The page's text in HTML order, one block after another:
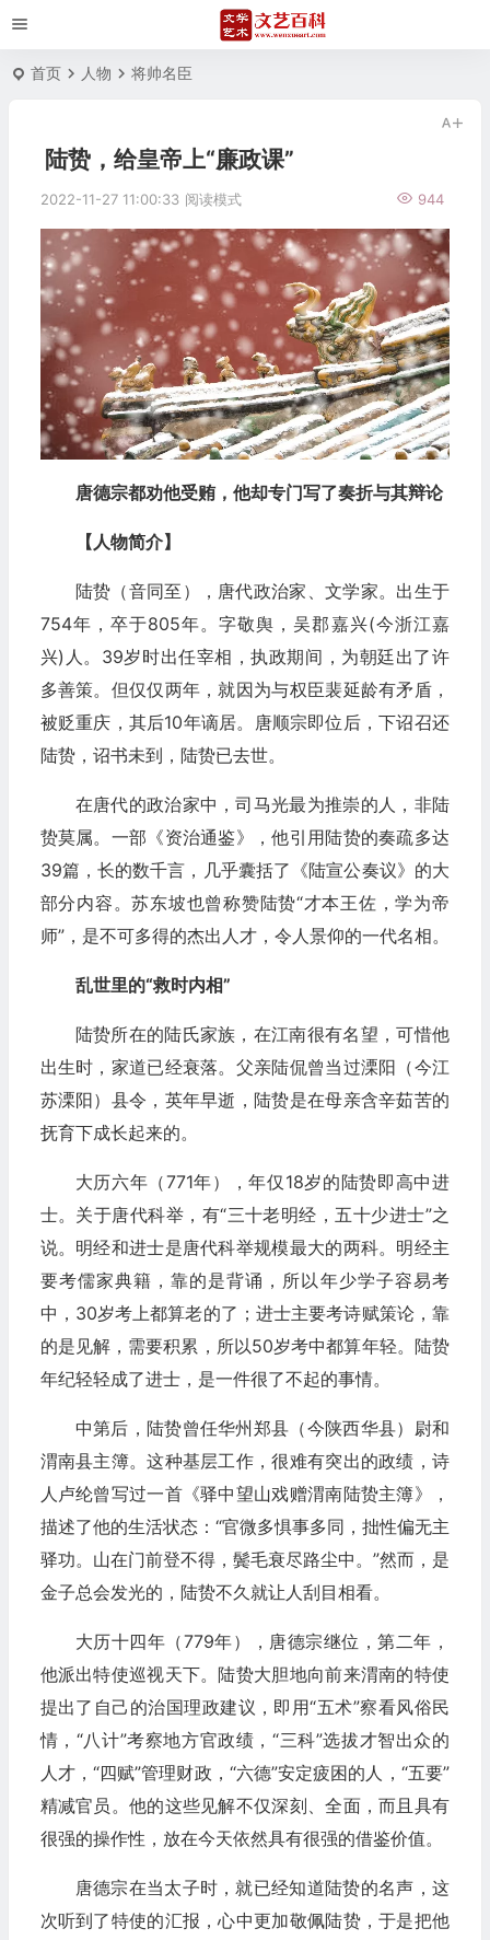
首页 人物 将帅名臣
陆贽，给皇帝上“廉政课”
2022-11-27 11:00:33 944
阅读模式
唐德宗都劝他受贿，他却专门写了奏折与其辩论
【人物简介】
陆贽（音同至），唐代政治家、文学家。出生于
754年，卒于805年。字敬舆，吴郡嘉兴(今浙江嘉
兴)人。39岁时出任宰相，执政期间，为朝廷出了许
多善策。但仅仅两年，就因为与权臣裴延龄有矛盾，
被贬重庆，其后10年谪居。唐顺宗即位后，下诏召还
陆贽，诏书未到，陆贽已去世。
在唐代的政治家中，司马光最为推崇的人，非陆
贽莫属。一部《资治通鉴》，他引用陆贽的奏疏多达
39篇，长的数千言，几乎囊括了《陆宣公奏议》的大
部分内容。苏东坡也曾称赞陆贽“才本王佐，学为帝
师”，是不可多得的杰出人才，令人景仰的一代名相。
乱世里的“救时内相”
陆贽所在的陆氏家族，在江南很有名望，可惜他
出生时，家道已经衰落。父亲陆侃曾当过溧阳（今江
苏溧阳）县令，英年早逝，陆贽是在母亲含辛茹苦的
抚育下成长起来的。
大历六年（771年），年仅18岁的陆贽即高中进
士。关于唐代科举，有“三十老明经，五十少进士”之
说。明经和进士是唐代科举规模最大的两科。明经主
要考儒家典籍，靠的是背诵，所以年少学子容易考
中，30岁考上都算老的了；进士主要考诗赋策论，靠
的是见解，需要积累，所以50岁考中都算年轻。陆贽
年纪轻轻成了进士，是一件很了不起的事情。
中第后，陆贽曾任华州郑县（今陕西华县）尉和
渭南县主簿。这种基层工作，很难有突出的政绩，诗
人卢纶曾写过一首《驿中望山戏赠渭南陆贽主簿》，
描述了他的生活状态：“官微多惧事多同，拙性偏无主
驿功。山在门前登不得，鬓毛衰尽路尘中。”然而，是
金子总会发光的，陆贽不久就让人刮目相看。
大历十四年（779年），唐德宗继位，第二年，
他派出特使巡视天下。陆贽大胆地向前来渭南的特使
提出了自己的治国理政建议，即用“五术”察看风俗民
情，“八计”考察地方官政绩，“三科”选拔才智出众的
人才，“四赋”管理财政，“六德”安定疲困的人，“五要”
精减官员。他的这些见解不仅深刻、全面，而且具有
很强的操作性，放在今天依然具有很强的借鉴价值。
唐德宗在当太子时，就已经知道陆贽的名声，这
次听到了特使的汇报，心中更加敬佩陆贽，于是把他